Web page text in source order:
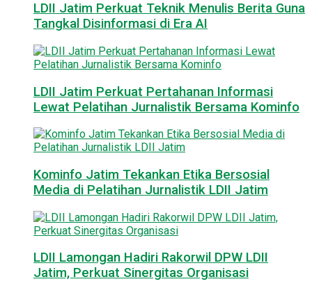
LDII Jatim Perkuat Teknik Menulis Berita Guna
Tangkal Disinformasi di Era AI
LDII Jatim Perkuat Pertahanan Informasi
Lewat Pelatihan Jurnalistik Bersama Kominfo
Kominfo Jatim Tekankan Etika Bersosial
Media di Pelatihan Jurnalistik LDII Jatim
LDII Lamongan Hadiri Rakorwil DPW LDII
Jatim, Perkuat Sinergitas Organisasi